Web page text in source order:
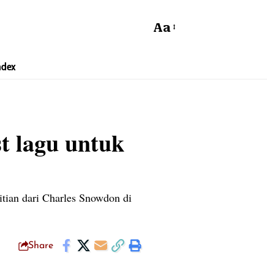
Aa
lagu untuk
dari Charles Snowdon di
Share